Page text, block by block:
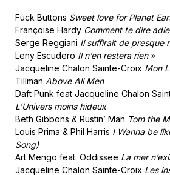
Fuck Buttons Sweet love for Planet
Françoise Hardy Comment te dire
Serge Reggiani Il suffirait de presque
Leny Escudero Il n’en restera rien»
Jacqueline Chalon Sainte-Croix Mon
Tillman Above All Men
Daft Punk feat Jacqueline Chalon
L’Univers moins hideux
Beth Gibbons & Rustin’ Man Tom the
Louis Prima & Phil Harris I Wanna be
Song)
Art Mengo feat. Oddissee La mer
Jacqueline Chalon Sainte-Croix Les